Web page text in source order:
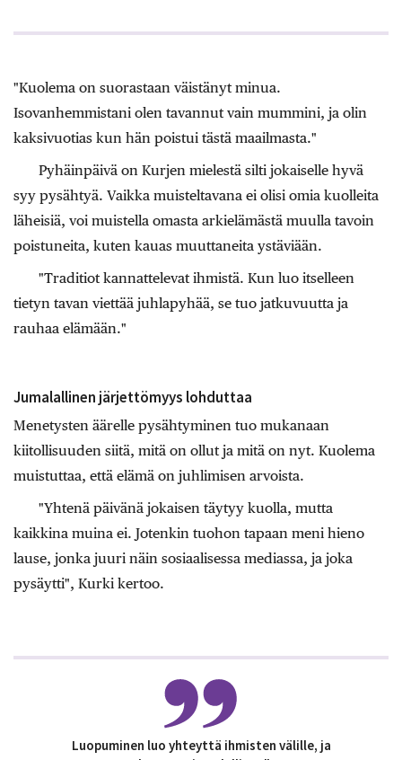
"Kuolema on suorastaan väistänyt minua.
Isovanhemmistani olen tavannut vain mummini, ja olin
kaksivuotias kun hän poistui tästä maailmasta."
Pyhäinpäivä on Kurjen mielestä silti jokaiselle hyvä
syy pysähtyä. Vaikka muisteltavana ei olisi omia kuolleita
läheisiä, voi muistella omasta arkielämästä muulla tavoin
poistuneita, kuten kauas muuttaneita ystäviään.
"Traditiot kannattelevat ihmistä. Kun luo itselleen
tietyn tavan viettää juhlapyhää, se tuo jatkuvuutta ja
rauhaa elämään."
Jumalallinen järjettömyys lohduttaa
Menetysten äärelle pysähtyminen tuo mukanaan
kiitollisuuden siitä, mitä on ollut ja mitä on nyt. Kuolema
muistuttaa, että elämä on juhlimisen arvoista.
"Yhtenä päivänä jokaisen täytyy kuolla, mutta
kaikkina muina ei. Jotenkin tuohon tapaan meni hieno
lause, jonka juuri näin sosiaalisessa mediassa, ja joka
pysäytti", Kurki kertoo.
Luopuminen luo yhteyttä ihmisten välille, ja